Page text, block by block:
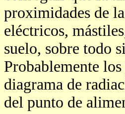
proximidades de
eléctricos,
suelo, sobre todo
Probablemente
diagrama de
del punto de